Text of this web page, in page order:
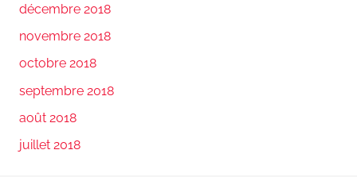
décembre 2018
novembre 2018
octobre 2018
septembre 2018
août 2018
juillet 2018